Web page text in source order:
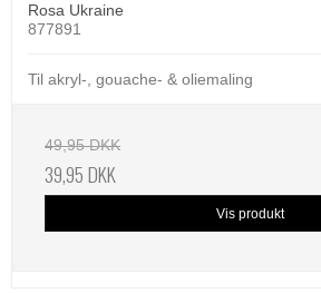
Rosa Ukraine
877891
Til akryl-, gouache- & oliemaling
49,95 DKK
39,95 DKK
Vis produkt